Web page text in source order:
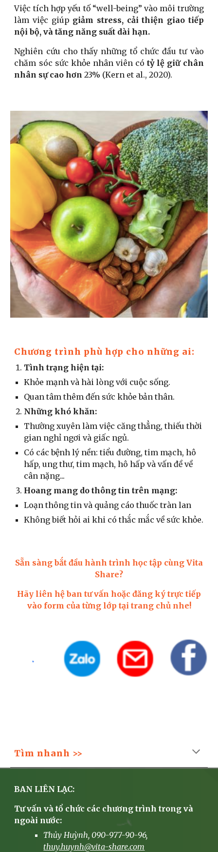
Việc tích hợp yếu tố “well-being” vào môi trường
làm việc giúp giảm stress, cải thiện giao tiếp
nội bộ, và tăng năng suất dài hạn.
Nghiên cứu cho thấy những tổ chức đầu tư vào
chăm sóc sức khỏe nhân viên cótỷ lệ giữ chân
nhân sự cao hơn 23% (Kern et al., 2020).
Chương trình phù hợp cho những ai:
Tình trạng hiện tại:
Khỏe mạnh và hài lòng với cuộc sống.
Quan tâm thêm đến sức khỏe bản thân.
Những khó khăn:
Thường xuyên làm việc căng thẳng, thiếu thời
gian nghỉ ngơi và giấc ngủ.
Có các bệnh lý nền: tiểu đường, tim mạch, hô
hấp, ung thư, tim mạch, hô hấp và vấn đề về
cân nặng...
Hoang mang do thông tin trên mạng:
Loạn thông tin và quảng cáo thuốc tràn lan
Không biết hỏi ai khi có thắc mắc về sức khỏe.
Sẵn sàng bắt đầu hành trình học tập cùng Vita
Share?
Hãy liên hệ ban tư vấn hoặc đăng ký trực tiếp
vào form của từng lớp tại trang chủ nhe!
Tìm nhanh >>
BAN LIÊN LẠC:
Tư vấn và tổ chức các chương trình trong và
ngoài nước:
Thủy Huỳnh, 090-977-90-96,
thuy.huynh@vita-share.com